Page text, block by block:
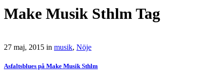
Make Musik Sthlm Tag
27 maj, 2015 in musik, Nöje
Asfaltsblues på Make Musik Sthlm